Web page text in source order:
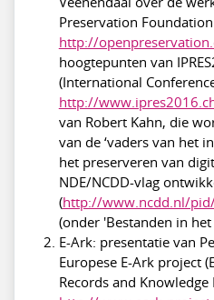
Preservation Foundation
http://
hoogtepunten van
(International
http://
van Robert Kahn, die
van de ‘vaders van het
het preserveren van
NDE/NCDD-vlag
(http://www.ncdd.nl/
(onder 'Bestanden in het
E-Ark: presentatie van
Europese E-Ark project
Records and